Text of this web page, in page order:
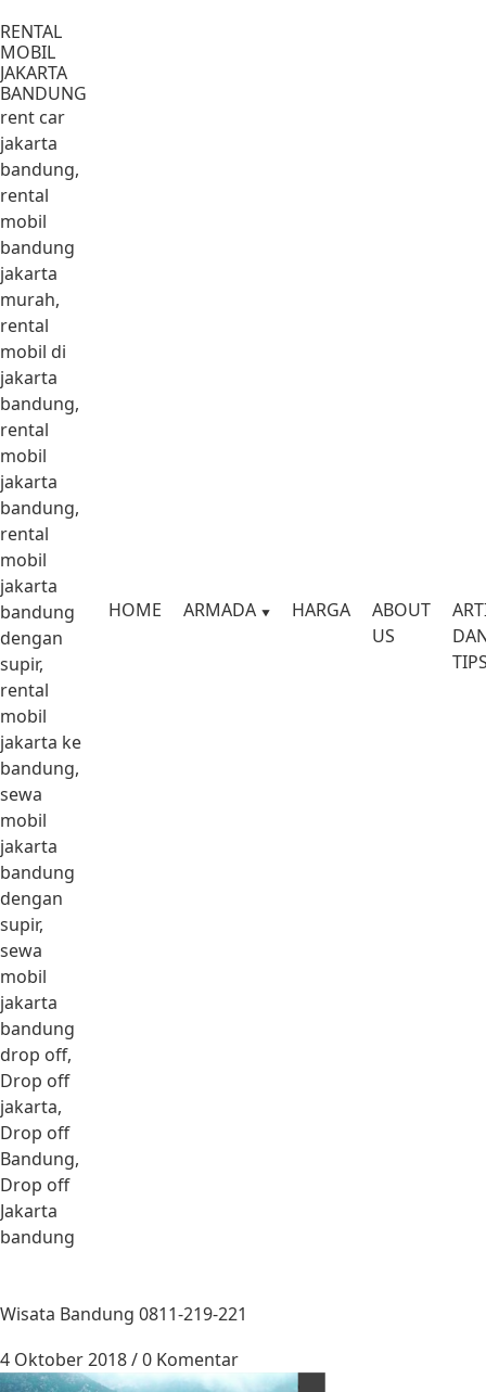
RENTAL
MOBIL
JAKARTA
BANDUNG
rent car
jakarta
bandung,
rental
mobil
bandung
jakarta
murah,
rental
mobil di
jakarta
bandung,
rental
mobil
jakarta
bandung,
rental
mobil
jakarta
bandung
dengan
supir,
rental
mobil
jakarta ke
bandung,
sewa
mobil
jakarta
bandung
dengan
supir,
sewa
mobil
jakarta
bandung
drop off,
Drop off
jakarta,
Drop off
Bandung,
Drop off
Jakarta
bandung
HOME ARMADA HARGA
ABOUT
US
Wisata Bandung 0811-219-221
4 Oktober 2018/0 Komentar